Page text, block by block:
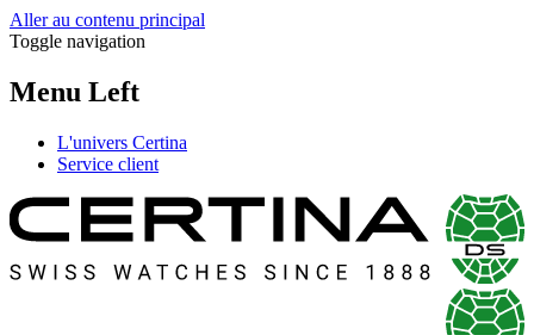
Aller au contenu principal
Toggle navigation
Menu Left
L'univers Certina
Service client